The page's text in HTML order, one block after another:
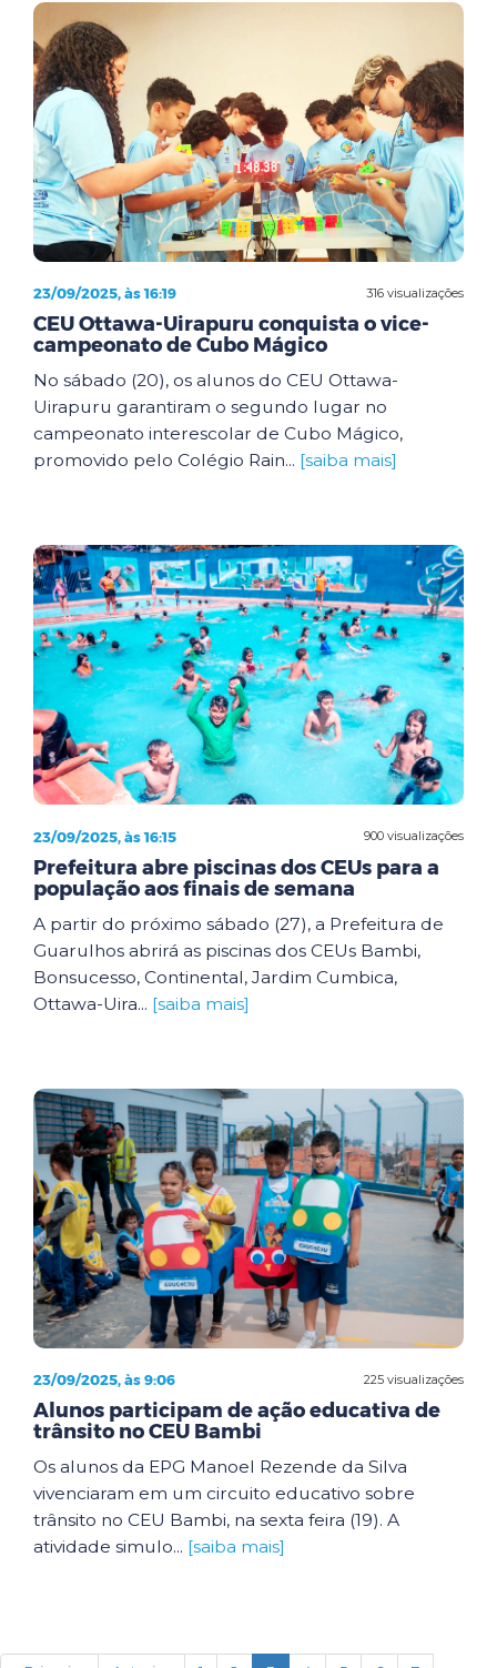
316 visualizações
23/09/2025, às 16:19
CEU Ottawa-Uirapuru conquista o vice-
campeonato de Cubo Mágico
No sábado (20), os alunos do CEU Ottawa-
Uirapuru garantiram o segundo lugar no
campeonato interescolar de Cubo Mágico,
promovido pelo Colégio Rain... [saiba mais]
900 visualizações
23/09/2025, às 16:15
Prefeitura abre piscinas dos CEUs para a
população aos finais de semana
A partir do próximo sábado (27), a Prefeitura de
Guarulhos abrirá as piscinas dos CEUs Bambi,
Bonsucesso, Continental, Jardim Cumbica,
Ottawa-Uira... [saiba mais]
225 visualizações
23/09/2025, às 9:06
Alunos participam de ação educativa de
trânsito no CEU Bambi
Os alunos da EPG Manoel Rezende da Silva
vivenciaram em um circuito educativo sobre
trânsito no CEU Bambi, na sexta feira (19). A
atividade simulo... [saiba mais]